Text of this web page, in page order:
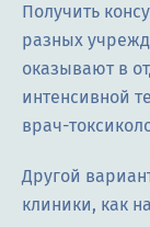
Получить
разных
оказывают в
интенсивной
врач-
Другой
клиники, как